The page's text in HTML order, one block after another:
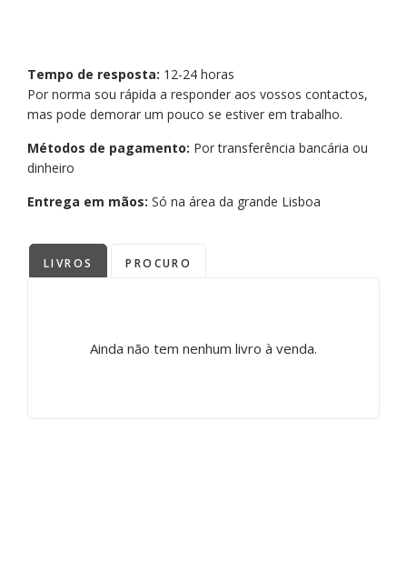
Tempo de resposta: 12-24 horas
Por norma sou rápida a responder aos vossos contactos,
mas pode demorar um pouco se estiver em trabalho.
Métodos de pagamento: Por transferência bancária ou
dinheiro
Entrega em mãos: Só na área da grande Lisboa
LIVROS PROCURO
Ainda não tem nenhum livro à venda.